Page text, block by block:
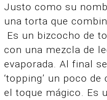
Justo como su
una torta que
Es un bizcocho de
con una mezcla de
evaporada. Al final
‘topping’ un poco
el toque mágico. Es